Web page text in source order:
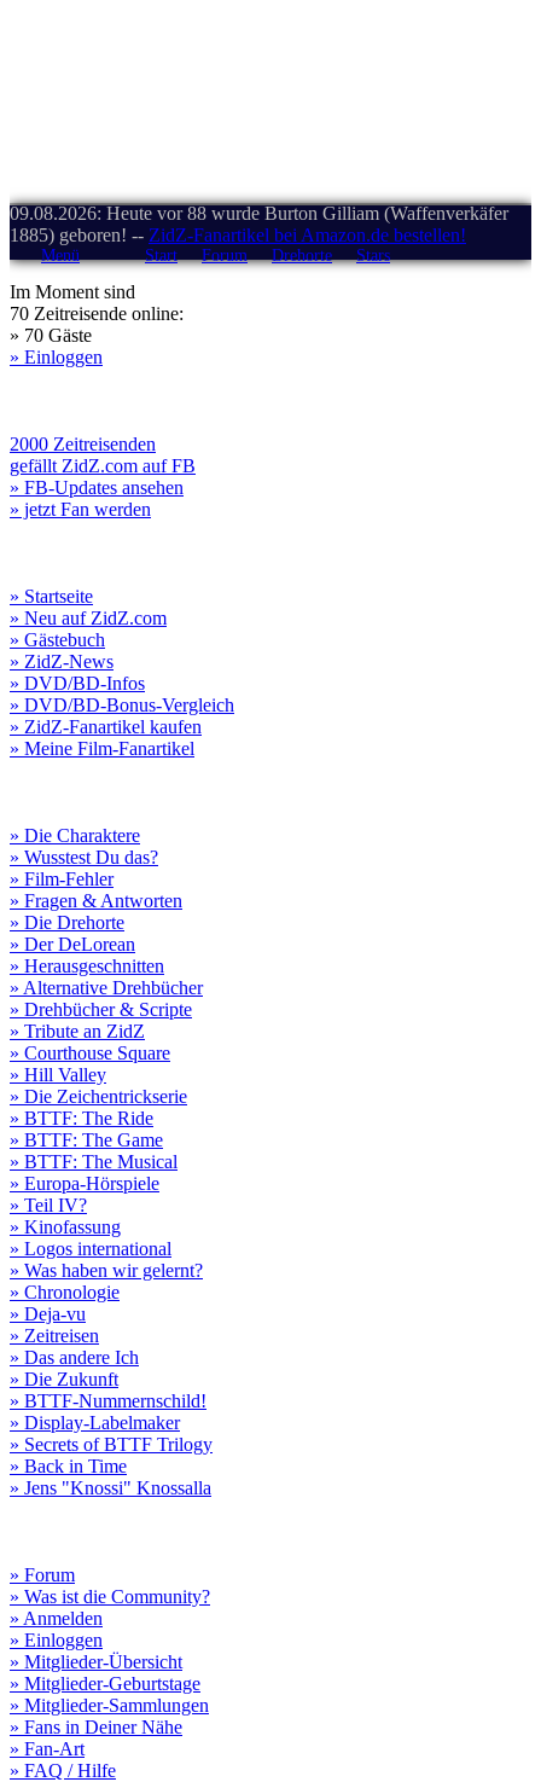
09.08.2026: Heute vor 88 wurde Burton Gilliam (Waffenverkäfer
1885) geboren! -- ZidZ-Fanartikel bei Amazon.de bestellen!
Menü Start Forum Drehorte Stars
Im Moment sind
70 Zeitreisende online:
» 70 Gäste
» Einloggen
2000 Zeitreisenden
gefällt ZidZ.com auf FB
» FB-Updates ansehen
» jetzt Fan werden
» Startseite
» Neu auf ZidZ.com
» Gästebuch
» ZidZ-News
» DVD/BD-Infos
» DVD/BD-Bonus-Vergleich
» ZidZ-Fanartikel kaufen
» Meine Film-Fanartikel
» Die Charaktere
» Wusstest Du das?
» Film-Fehler
» Fragen & Antworten
» Die Drehorte
» Der DeLorean
» Herausgeschnitten
» Alternative Drehbücher
» Drehbücher & Scripte
» Tribute an ZidZ
» Courthouse Square
» Hill Valley
» Die Zeichentrickserie
» BTTF: The Ride
» BTTF: The Game
» BTTF: The Musical
» Europa-Hörspiele
» Teil IV?
» Kinofassung
» Logos international
» Was haben wir gelernt?
» Chronologie
» Deja-vu
» Zeitreisen
» Das andere Ich
» Die Zukunft
» BTTF-Nummernschild!
» Display-Labelmaker
» Secrets of BTTF Trilogy
» Back in Time
» Jens "Knossi" Knossalla
» Forum
» Was ist die Community?
» Anmelden
» Einloggen
» Mitglieder-Übersicht
» Mitglieder-Geburtstage
» Mitglieder-Sammlungen
» Fans in Deiner Nähe
» Fan-Art
» FAQ / Hilfe